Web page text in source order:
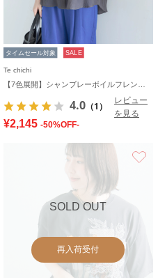
タイムセール対象 SALE
Te chichi
4.0 （1）
レビュー
を見る
¥2,145 -50%OFF-
SOLD OUT
再入荷受付